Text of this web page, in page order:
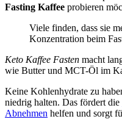
Fasting Kaffee probieren
Viele finden, dass sie
Konzentration beim
Keto Kaffee Fasten macht
wie Butter und MCT-Öl im
Keine Kohlenhydrate zu
niedrig halten. Das fördert die
Abnehmen helfen und sorgt